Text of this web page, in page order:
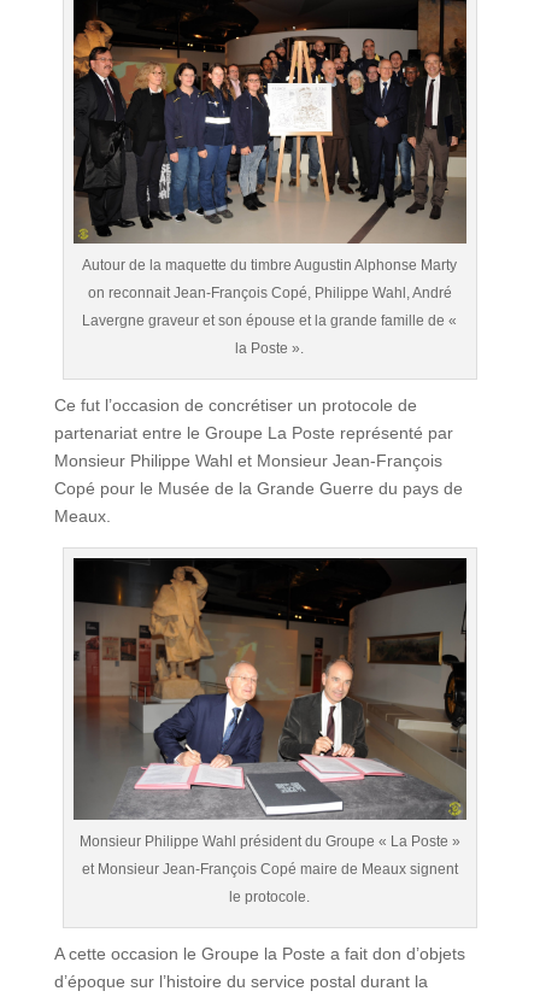
Autour de la maquette du timbre Augustin Alphonse Marty
on reconnait Jean-François Copé, Philippe Wahl, André
Lavergne graveur et son épouse et la grande famille de «
la Poste ».
Ce fut l’occasion de concrétiser un protocole de
partenariat entre le Groupe La Poste représenté par
Monsieur Philippe Wahl et Monsieur Jean-François
Copé pour le Musée de la Grande Guerre du pays de
Meaux.
Monsieur Philippe Wahl président du Groupe « La Poste »
et Monsieur Jean-François Copé maire de Meaux signent
le protocole.
A cette occasion le Groupe la Poste a fait don d’objets
d’époque sur l’histoire du service postal durant la